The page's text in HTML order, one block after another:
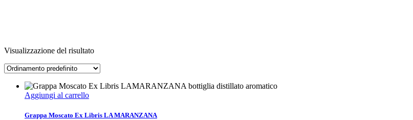
Visualizzazione del risultato
Aggiungi al carrello
Grappa Moscato Ex Libris LA MARANZANA